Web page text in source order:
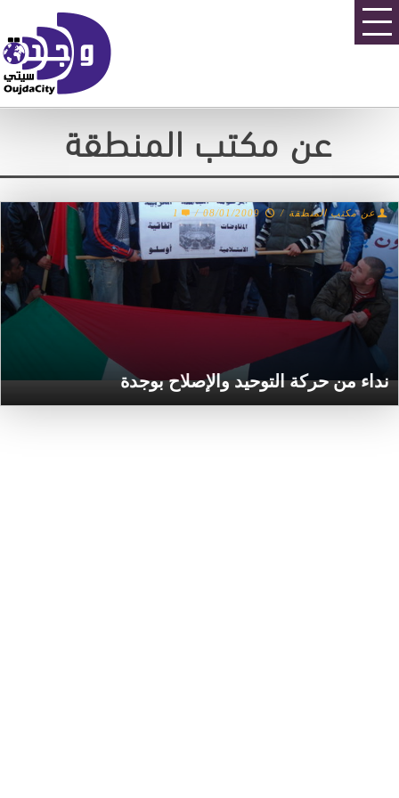
عن مكتب المنطقة
نداء من حركة التوحيد والإصلاح بوجدة
عن مكتب المنطقة /
08/01/2009
/
1